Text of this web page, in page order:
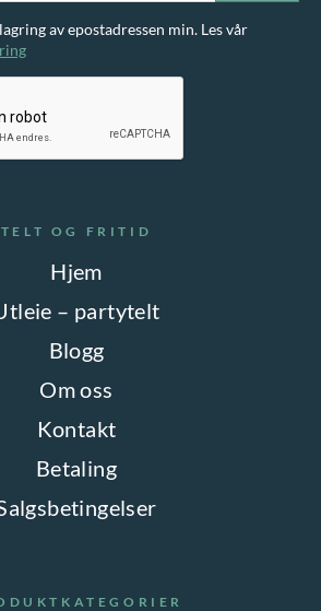
TELT OG FRITID
Hjem
– partytelt
Blogg
Om oss
Kontakt
Betaling
av epostadressen min. Les vår